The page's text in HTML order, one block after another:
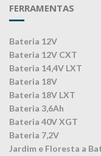
FERRAMENTAS
Bateria 12V
Bateria 12V CXT
Bateria 14,4V LXT
Bateria 18V
Bateria 18V LXT
Bateria 3,6Ah
Bateria 40V XGT
Bateria 7,2V
Jardim e Floresta a